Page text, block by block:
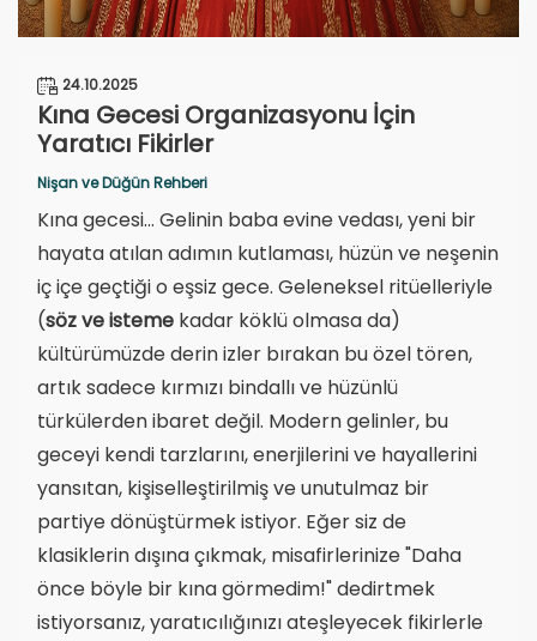
24.10.2025
Kına Gecesi Organizasyonu İçin
Yaratıcı Fikirler
Nişan ve Düğün Rehberi
Kına gecesi... Gelinin baba evine vedası, yeni bir
hayata atılan adımın kutlaması, hüzün ve neşenin
iç içe geçtiği o eşsiz gece. Geleneksel ritüelleriyle
(söz ve isteme kadar köklü olmasa da)
kültürümüzde derin izler bırakan bu özel tören,
artık sadece kırmızı bindallı ve hüzünlü
türkülerden ibaret değil. Modern gelinler, bu
geceyi kendi tarzlarını, enerjilerini ve hayallerini
yansıtan, kişiselleştirilmiş ve unutulmaz bir
partiye dönüştürmek istiyor. Eğer siz de
klasiklerin dışına çıkmak, misafirlerinize "Daha
önce böyle bir kına görmedim!" dedirtmek
istiyorsanız, yaratıcılığınızı ateşleyecek fikirlerle